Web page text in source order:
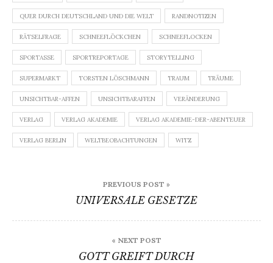
QUER DURCH DEUTSCHLAND UND DIE WELT RANDNOTIZEN
RÄTSELFRAGE SCHNEEFLÖCKCHEN SCHNEEFLOCKEN
SPORTASSE SPORTREPORTAGE STORYTELLING
SUPERMARKT TORSTEN LÖSCHMANN TRAUM TRÄUME
UNSICHTBAR-AFFEN UNSICHTBARAFFEN VERÄNDERUNG
VERLAG VERLAG AKADEMIE VERLAG AKADEMIE-DER-ABENTEUER
VERLAG BERLIN WELTBEOBACHTUNGEN WITZ
PREVIOUS POST »
UNIVERSALE GESETZE
« NEXT POST
GOTT GREIFT DURCH